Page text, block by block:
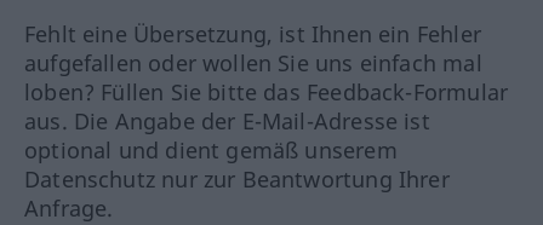
Fehlt eine Übersetzung, ist Ihnen ein Fehler
aufgefallen oder wollen Sie uns einfach mal
loben? Füllen Sie bitte das Feedback-Formular
aus. Die Angabe der E-Mail-Adresse ist
optional und dient gemäß unserem
Datenschutz nur zur Beantwortung Ihrer
Anfrage.